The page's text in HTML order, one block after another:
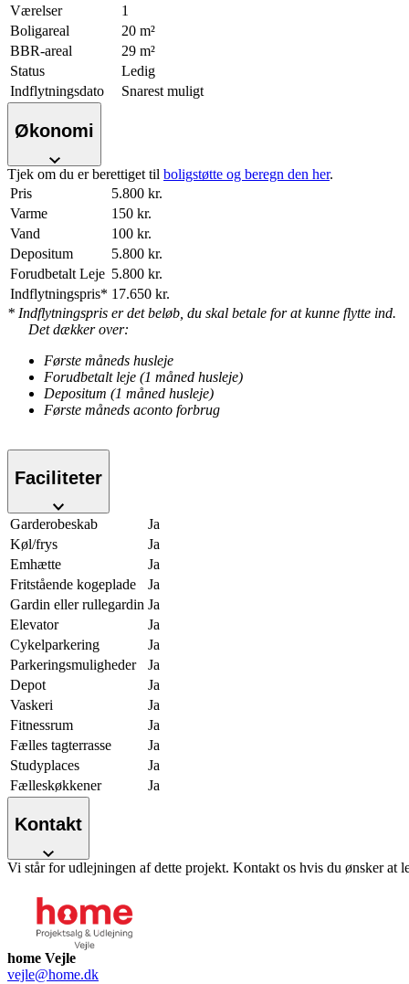
Værelser
1
Boligareal
20 m²
BBR-areal
29 m²
Status
Ledig
Indflytningsdato
Snarest muligt
Økonomi
Tjek om du er berettiget til boligstøtte og beregn den her.
Pris
5.800 kr.
Varme
150 kr.
Vand
100 kr.
Depositum
5.800 kr.
Forudbetalt Leje 5.800 kr.
Indflytningspris* 17.650 kr.
* Indflytningspris er det beløb, du skal betale for at kunne flytte ind.
Det dækker over:
Første måneds husleje
Forudbetalt leje (1 måned husleje)
Depositum (1 måned husleje)
Første måneds aconto forbrug
Faciliteter
Garderobeskab
Ja
Køl/frys
Ja
Emhætte
Ja
Fritstående kogeplade
Ja
Gardin eller rullegardin Ja
Elevator
Ja
Cykelparkering
Ja
Parkeringsmuligheder
Ja
Depot
Ja
Vaskeri
Ja
Fitnessrum
Ja
Fælles tagterrasse
Ja
Studyplaces
Ja
Fælleskøkkener
Ja
Kontakt
Vi står for udlejningen af dette projekt. Kontakt os hvis du ønsker at
home Vejle
vejle@home.dk